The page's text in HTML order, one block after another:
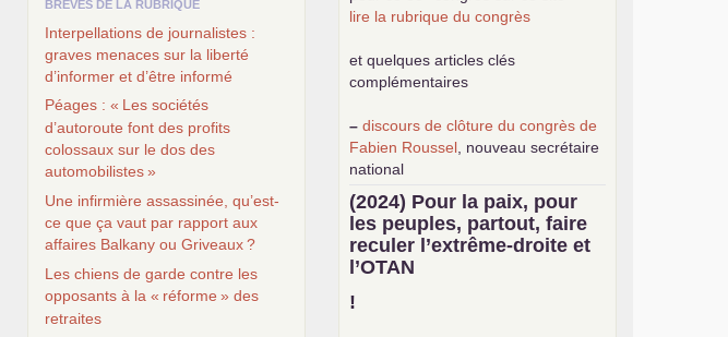
BRÈVES DE LA RUBRIQUE
Interpellations de journalistes :
graves menaces sur la liberté
d’informer et d’être informé
Péages : « Les sociétés
d’autoroute font des profits
colossaux sur le dos des
automobilistes»
Une infirmière assassinée, qu’est-
ce que ça vaut par rapport aux
affaires Balkany ou Griveaux?
Les chiens de garde contre les
opposants à la « réforme » des
retraites
lire la rubrique du congrès
et quelques articles clés
complémentaires
– discours de clôture du congrès de
Fabien Roussel , nouveau secrétaire
national
–
analyse de classe du
mouvement des gilets jaunespar
Philippe Cordat
– un texte de Jean-Claude Delaunay
le marxisme est la science sociale de
notre temps
(2024) Pour la paix, pour
les peuples, partout, faire
reculer l’extrême-droite et
l’OTAN
!